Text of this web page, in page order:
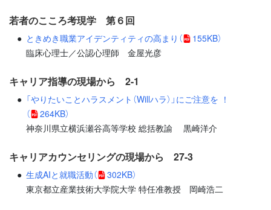
若者のこころ考現学 第６回
ときめき職業アイデンティティの高まり （
155KB）
臨床心理士／公認心理師 金屋光彦
キャリア指導の現場から 2-1
「やりたいことハラスメント（Willハラ）」にご注意を ！
（
264KB）
神奈川県立横浜瀬谷高等学校 総括教諭 黒崎洋介
キャリアカウンセリングの現場から 27-3
生成AIと就職活動（
302KB）
東京都立産業技術大学院大学 特任准教授 岡崎浩二